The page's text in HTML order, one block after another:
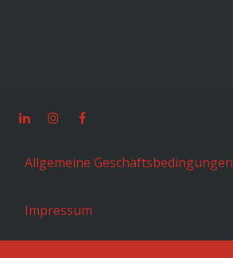
Allgemeine Geschäftsbedingungen
Impressum